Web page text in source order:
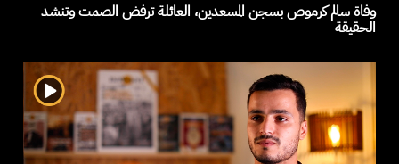
وفاة سالم كرموص بسجن المسعدين، العائلة ترفض الصمت وتنشد
الحقيقة